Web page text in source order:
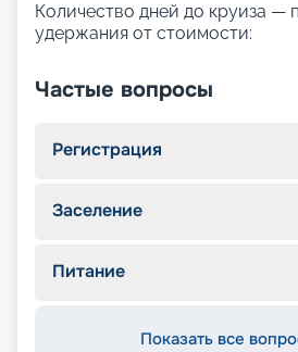
Количество дней до круиза —
удержания от стоимости:
Частые вопросы
Регистрация
Заселение
Питание
Показать все